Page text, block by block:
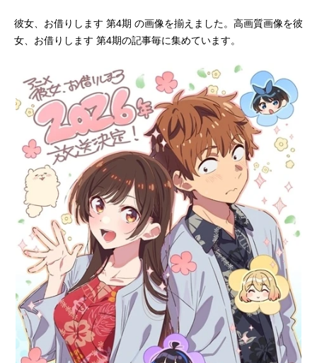
今期アニメ曜日別一覧
春アニメ 夏アニメ
秋アニメ 冬アニメ
男性声優/女性声優一覧
FOLLOW US
彼女、お借りします 第4期 の画像を揃えました。高画質画像を彼
女、お借りします 第4期の記事毎に集めています。